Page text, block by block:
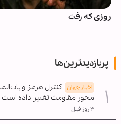
روزی که رفت
پربازدیدترین‌ها
اخبار جهان کنترل هرمز و
محور مقاومت تغییر داده است
۳ روز قبل